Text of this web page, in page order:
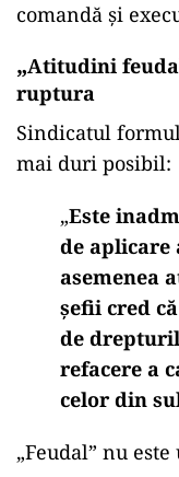
comandă și
„Atitudini
ruptura
Sindicatul
mai duri posibil:
„Este
de aplicare
asemenea
șefii cred
de
refacere a
celor din
„Feudal” nu